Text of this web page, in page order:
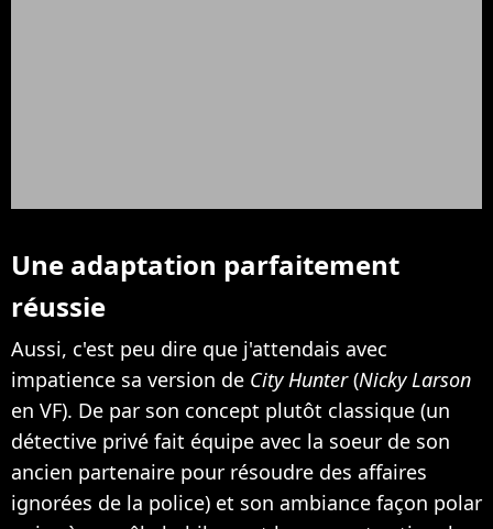
Une adaptation parfaitement
réussie
Aussi, c'est peu dire que j'attendais avec
impatience sa version de City Hunter(Nicky Larson
en VF). De par son concept plutôt classique (un
détective privé fait équipe avec la soeur de son
ancien partenaire pour résoudre des affaires
ignorées de la police) et son ambiance façon polar